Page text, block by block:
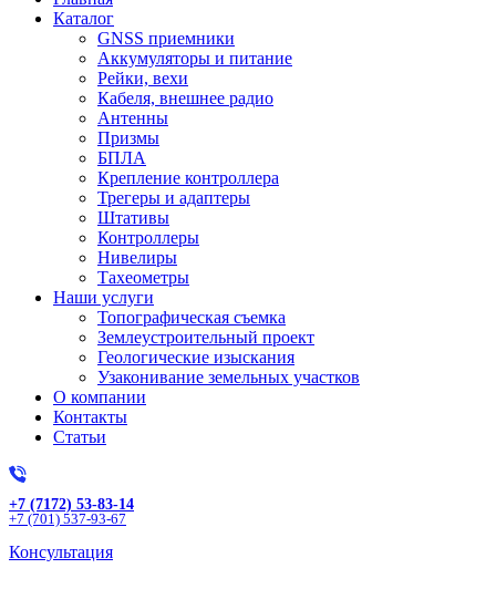
Каталог
GNSS приемники
Аккумуляторы и питание
Рейки, вехи
Кабеля, внешнее радио
Антенны
Призмы
БПЛА
Крепление контроллера
Трегеры и адаптеры
Штативы
Контроллеры
Нивелиры
Тахеометры
Наши услуги
Топографическая съемка
Землеустроительный проект
Геологические изыскания
Узаконивание земельных участков
О компании
Контакты
Статьи
+7 (7172) 53-83-14
+7 (701) 537-93-67
Консультация